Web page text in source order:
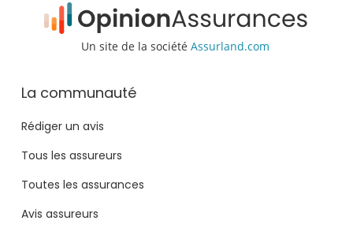
Un site de la société Assurland.com
La communauté
Rédiger un avis
Tous les assureurs
Toutes les assurances
Avis assureurs